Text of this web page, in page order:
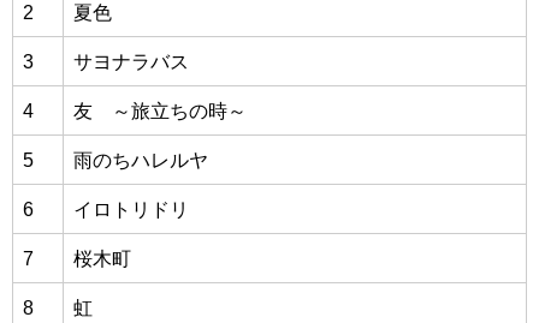
2 夏色
3 サヨナラバス
4 友 ～旅立ちの時～
5 雨のちハレルヤ
6 イロトリドリ
7 桜木町
8 虹